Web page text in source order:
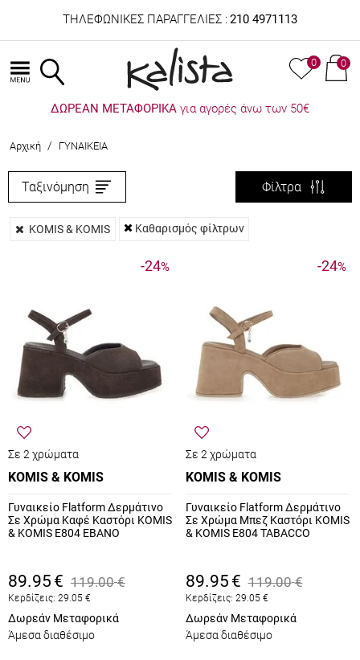
ΤΗΛΕΦΩΝΙΚΕΣ ΠΑΡΑΓΓΕΛΙΕΣ : 210 4971113
0 0
ΔΩΡΕΑΝ ΜΕΤΑΦΟΡΙΚΑ για αγορές άνω των 50€
Αρχική / ΓΥΝΑΙΚΕΙΑ
Ταξινόμηση Φίλτρα
KOMIS & KOMIS Καθαρισμός φίλτρων
-24%
Σε 2 χρώματα
KOMIS & KOMIS
Γυναικείο Flatform Δερμάτινο
Σε Χρώμα Καφέ Καστόρι KOMIS
& KOMIS E804 EBANO
89.95 € 119.00 €
Κερδίζεις: 29.05 €
Δωρεάν Μεταφορικά
Άμεσα διαθέσιμο
-24%
Σε 2 χρώματα
KOMIS & KOMIS
Γυναικείο Flatform Δερμάτινο
Σε Χρώμα Μπεζ Καστόρι KOMIS
& KOMIS E804 TABACCO
89.95 € 119.00 €
Κερδίζεις: 29.05 €
Δωρεάν Μεταφορικά
Άμεσα διαθέσιμο